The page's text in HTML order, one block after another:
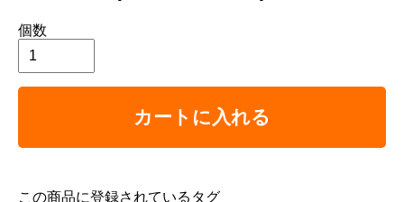
個数
カートに入れる
この商品に登録されているタグ